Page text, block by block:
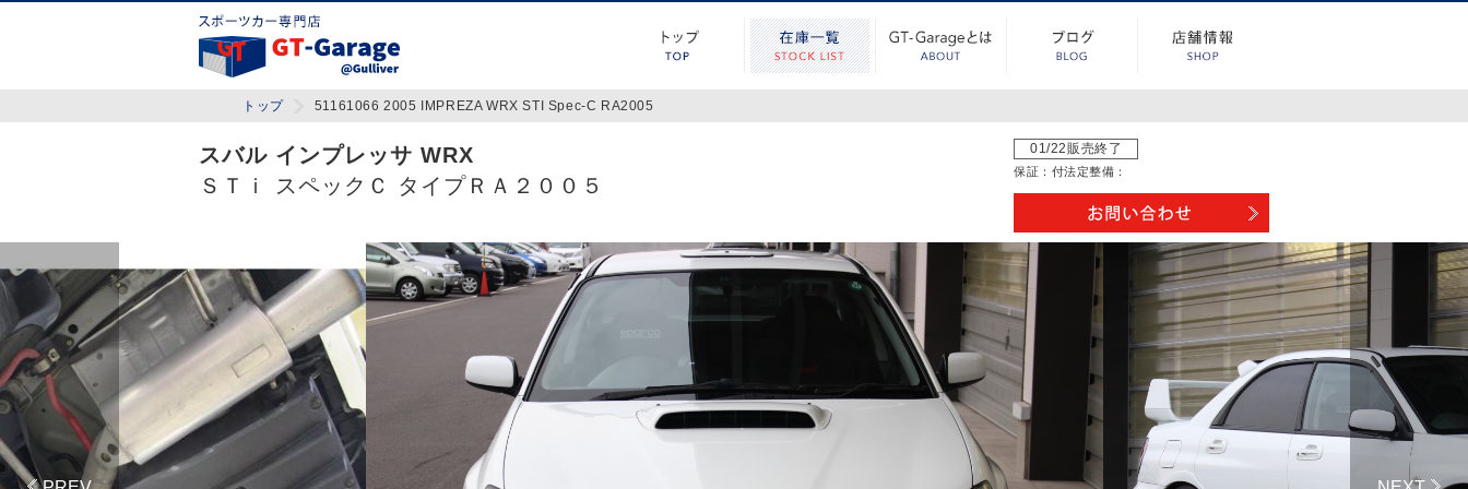
トップ 51161066 2005 IMPREZA WRX STI Spec-C RA2005
スバル インプレッサ WRX
ＳＴｉ スペックＣ タイプＲＡ２００５
01/22販売終了
保証： 付法定整備：